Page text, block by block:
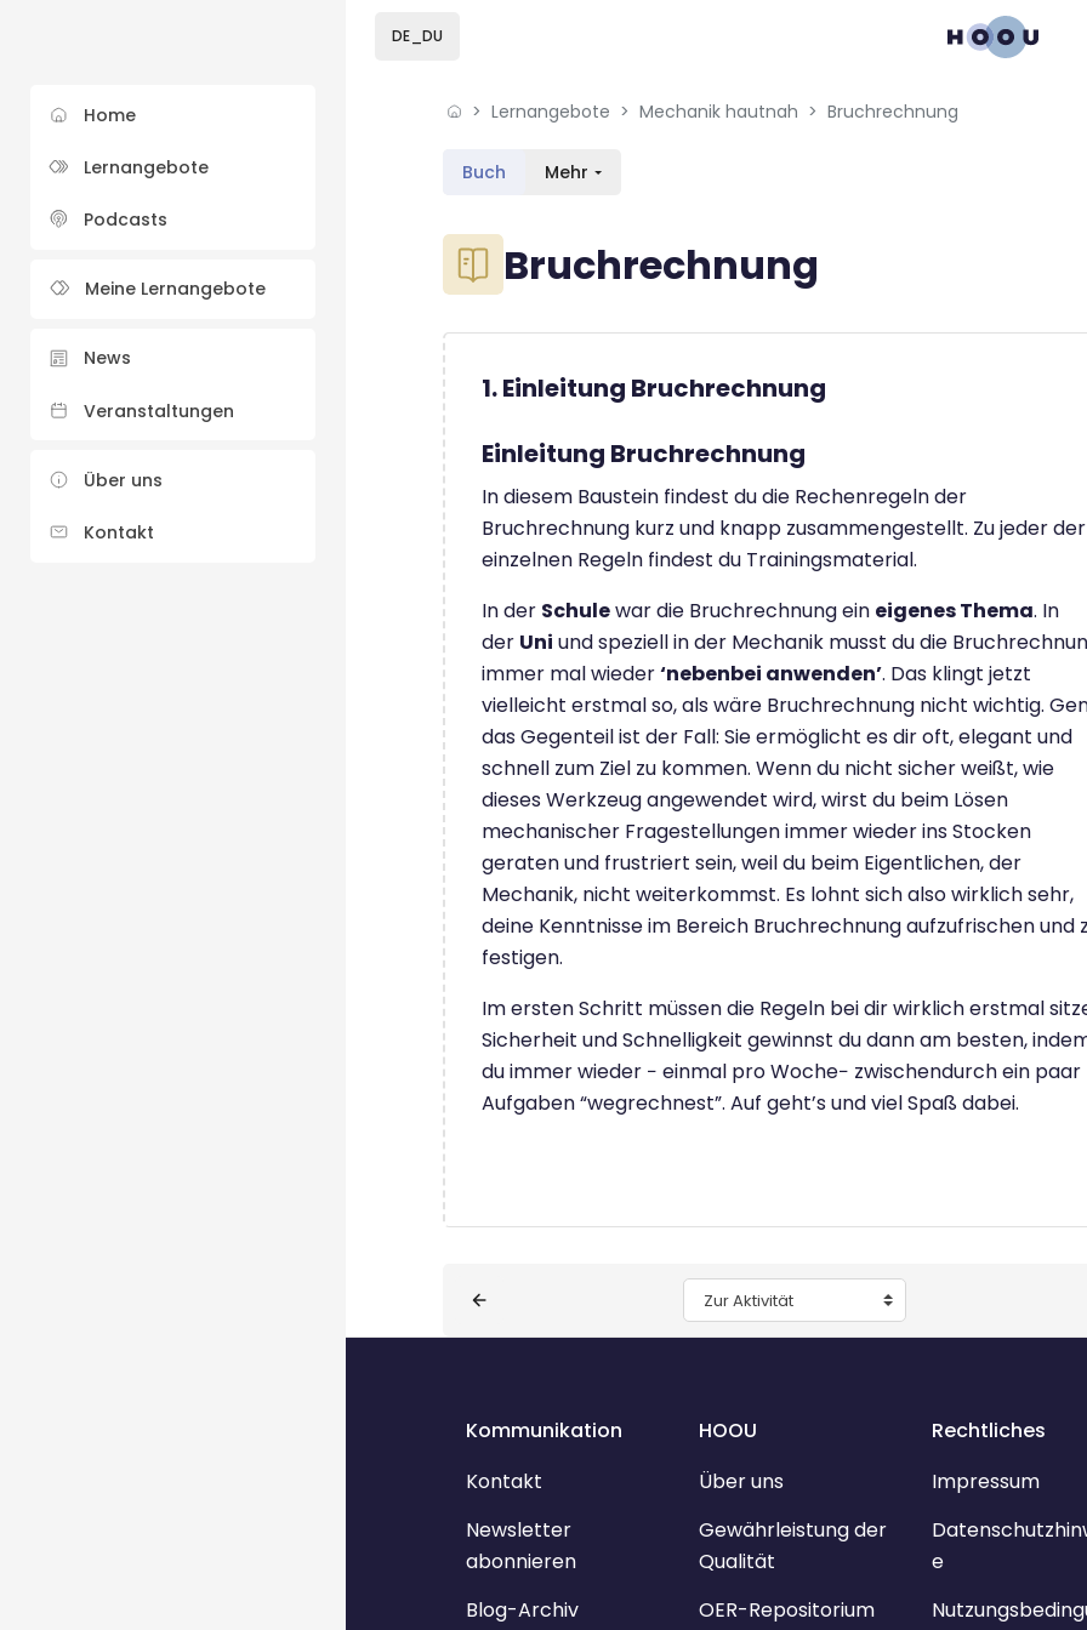
Home
Lernangebote
Podcasts
Meine Lernangebote
News
Veranstaltungen
Über uns
Kontakt
DE_DU
Lernangebote Mechanik hautnah Bruchrechnung
Buch Mehr
BlöckeBruchrechnung
Blöcke
Abschlussbedingungen
1. Einleitung Bruchrechnung
Einleitung Bruchrechnung
In diesem Baustein findest du die Rechenregeln der
Bruchrechnung kurz und knapp zusammengestellt. Zu jeder der
einzelnen Regeln findest du Trainingsmaterial.
In der Schulewar die Bruchrechnung ein eigenes Thema. In
der Uni und speziell in der Mechanik musst du die
immer mal wieder‘nebenbei anwenden’. Das klingt jetzt
vielleicht erstmal so, als wäre Bruchrechnung nicht wichtig.
das Gegenteil ist der Fall: Sie ermöglicht es dir oft, elegant und
schnell zum Ziel zu kommen. Wenn du nicht sicher weißt, wie
dieses Werkzeug angewendet wird, wirst du beim Lösen
mechanischer Fragestellungen immer wieder ins Stocken
geraten und frustriert sein, weil du beim Eigentlichen, der
Mechanik, nicht weiterkommst. Es lohnt sich also wirklich sehr,
deine Kenntnisse im Bereich Bruchrechnung aufzufrischen und
festigen.
Im ersten Schritt müssen die Regeln bei dir wirklich erstmal
Sicherheit und Schnelligkeit gewinnst du dann am besten,
du immer wieder − einmal pro Woche− zwischendurch ein paar
Aufgaben “wegrechnest”. Auf geht’s und viel Spaß dabei.
Blöcke Zur Aktivität
Kommunikation
Kontakt
Newsletter
abonnieren
Blog-Archiv
HOOU
Über uns
Gewährleistung der
Qualität
OER-Repositorium
Rechtliches
Impressum
e